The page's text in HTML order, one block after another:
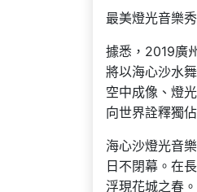
最美燈光音樂
據悉，2019廣
將以海心沙水
空中成像、燈
向世界詮釋獨
海心沙燈光音
日不閉幕。在
浮現花城之春。